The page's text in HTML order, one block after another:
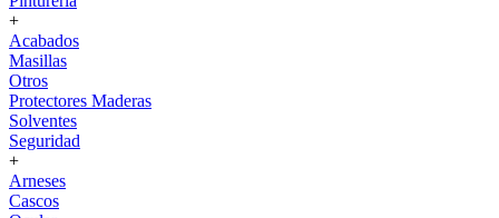
+
Acabados
Masillas
Otros
Protectores Maderas
Solventes
Seguridad
+
Arneses
Cascos